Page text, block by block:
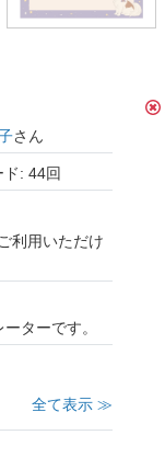
さん
ド: 44回
利用いただけ
ターです。
全て表示 ≫